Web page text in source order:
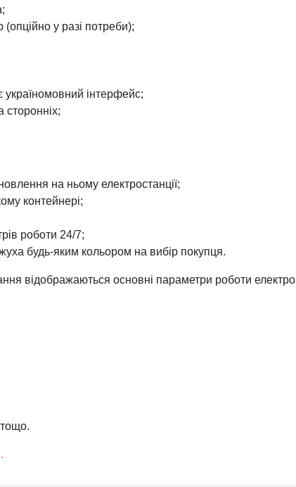
у разі потреби);
інтерфейс;
сторонніх;
на ньому електростанції;
контейнері;
роботи 24/7;
будь-яким кольором на вибір покупця.
відображаються основні параметри роботи